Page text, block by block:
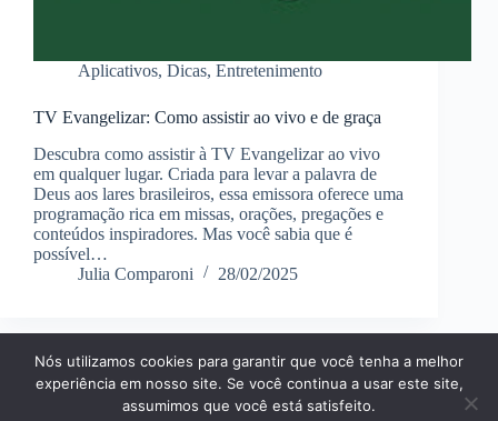
Aplicativos, Dicas, Entretenimento
TV Evangelizar: Como assistir ao vivo e de graça
Descubra como assistir à TV Evangelizar ao vivo
em qualquer lugar. Criada para levar a palavra de
Deus aos lares brasileiros, essa emissora oferece uma
programação rica em missas, orações, pregações e
conteúdos inspiradores. Mas você sabia que é
possível…
Julia Comparoni
28/02/2025
Página Inícial Dicas
Aplicativos
Entretenimento
Finanças Notícias
Tecnologia
Nós utilizamos cookies para garantir que você tenha a melhor
experiência em nosso site. Se você continua a usar este site,
assumimos que você está satisfeito.